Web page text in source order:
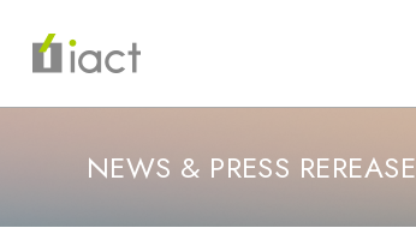
NEWS & PRESS REREASE